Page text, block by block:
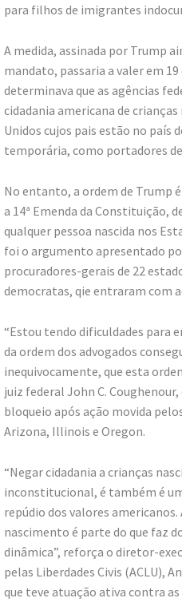
para filhos de imigrantes
A medida, assinada por Trump
mandato, passaria a valer em
determinava que as agências
cidadania americana de crianças
Unidos cujos pais estão no país
temporária, como portadores
No entanto, a ordem de Trump
a 14ª Emenda da Constituição,
qualquer pessoa nascida nos
foi o argumento apresentado
procuradores-gerais de 22
democratas, qie entraram com
“Estou tendo dificuldades para
da ordem dos advogados
inequivocamente, que esta
juiz federal John C.
bloqueio após ação movida
Arizona, Illinois e Oregon.
“Negar cidadania a crianças
inconstitucional, é também é
repúdio dos valores americanos.
nascimento é parte do que faz
dinâmica”, reforça o diretor-
pelas Liberdades Civis (ACLU),
que teve atuação ativa contra